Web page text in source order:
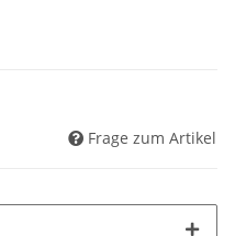
Frage zum Artikel